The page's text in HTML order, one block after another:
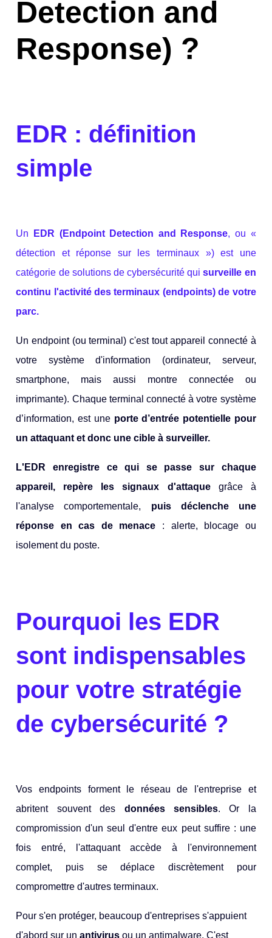
Detection and
Response) ?
EDR : définition
simple
Un EDR (Endpoint Detection and Response, ou «
détection et réponse sur les terminaux ») est une
catégorie de solutions de cybersécurité quisurveille en
continu l'activité des terminaux (endpoints) de votre
parc.
Un endpoint (ou terminal) c'est tout appareil connecté à
votre système d'information (ordinateur, serveur,
smartphone, mais aussi montre connectée ou
imprimante). Chaque terminal connecté à votre système
d’information, est une porte d’entrée potentielle pour
un attaquant et donc une cible à surveiller.
L'EDR enregistre ce qui se passe sur chaque
appareil, repère les signaux d'attaquegrâce à
l'analyse comportementale, puis déclenche une
réponse en cas de menace : alerte, blocage ou
isolement du poste.
Pourquoi les EDR
sont indispensables
pour votre stratégie
de cybersécurité ?
Vos endpoints forment le réseau de l'entreprise et
abritent souvent des données sensibles. Or la
compromission d'un seul d'entre eux peut suffire : une
fois entré, l'attaquant accède à l'environnement
complet, puis se déplace discrètement pour
compromettre d'autres terminaux.
Pour s'en protéger, beaucoup d'entreprises s'appuient
d'abord sur unantivirus ou un antimalware. C'est